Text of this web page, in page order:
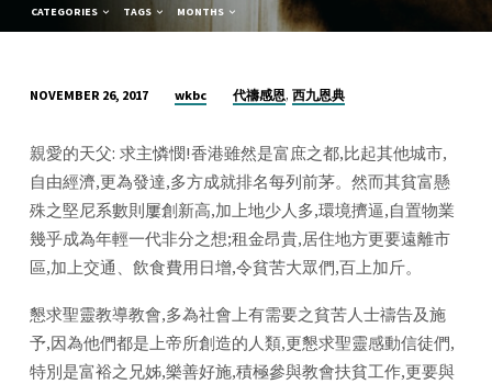
CATEGORIES TAGS MONTHS
望
代
禱
(2017
年
11
月
26
日)
NOVEMBER 26, 2017 wkbc 代禱感恩,西九恩典
親愛的天父: 求主憐憫!香港雖然是富庶之都,比起其他城市,
自由經濟,更為發達,多方成就排名每列前茅。然而其貧富懸
殊之堅尼系數則屢創新高,加上地少人多,環境擠逼,自置物業
幾乎成為年輕一代非分之想;租金昂貴,居住地方更要遠離市
區,加上交通、飲食費用日增,令貧苦大眾們,百上加斤。
懇求聖靈教導教會,多為社會上有需要之貧苦人士禱告及施
予,因為他們都是上帝所創造的人類,更懇求聖靈感動信徒們,
特別是富裕之兄姊,樂善好施,積極參與教會扶貧工作,更要與